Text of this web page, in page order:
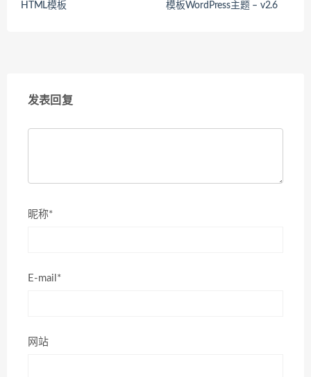
HTML模板 模板WordPress主题 – v2.6
发表回复
昵称*
E-mail*
网站